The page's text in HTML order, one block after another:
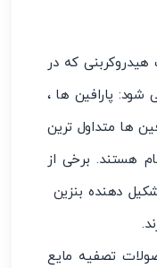
که در
پارافین ها ،
ها متداول ترین
هستند. برخی از
دهنده بنزین
تصفیه مایع